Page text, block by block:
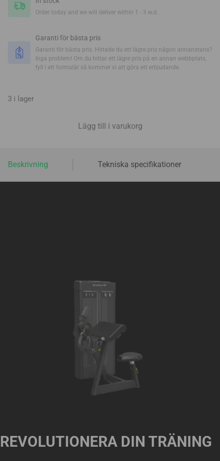
Order today and we will deliver within 1 - 3 w.d.
Garanti för bästa pris
Garanti för bästa pris. Hittade du ett lägre pris någon annanstans?
Inga problem! Om du hittar ett lägre pris på en annan webbplats,
fyll i ett formulär så kommer vi att göra ett erbjudande.
3 i lager
Lägg till i varukorg
Beskrivning Tekniska specifikationer
REVOLUTIONERA DIN TRÄNING